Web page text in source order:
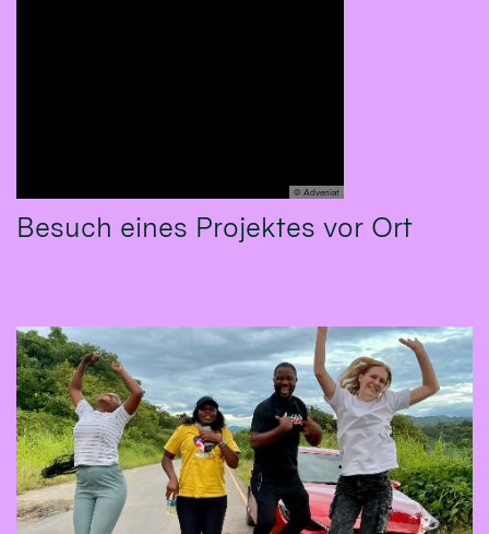
© Adveniat
Besuch eines Projektes vor Ort